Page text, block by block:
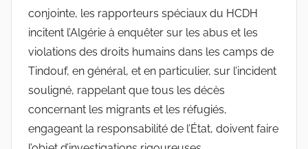
conjointe, les rapporteurs spéciaux du HCDH
incitent l’Algérie à enquêter sur les abus et les
violations des droits humains dans les camps de
Tindouf, en général, et en particulier, sur l’incident
souligné, rappelant que tous les décès
concernant les migrants et les réfugiés,
engageant la responsabilité de l’État, doivent faire